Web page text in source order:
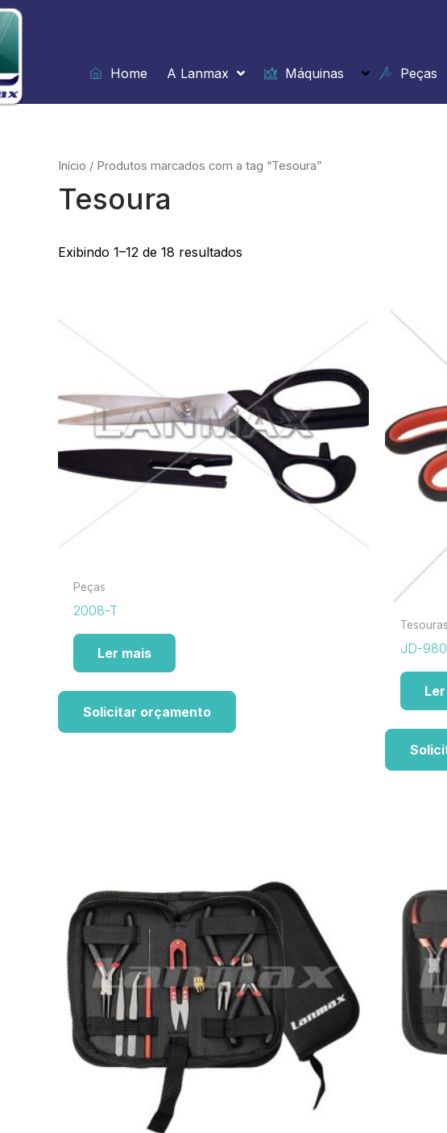
Ir
para
o
conteúdo
Home
A Lanmax Máquinas Peças
Início / Produtos marcados com a tag “Tesoura”
Tesoura
Exibindo 1–12 de 18 resultados
Peças
2008-T
Ler mais
Solicitar orçamento
Tesouras
JD-